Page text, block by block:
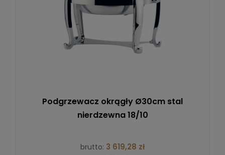
Podgrzewacz okrągły Ø30cm stal
nierdzewna 18/10
brutto: 3 619,28 zł